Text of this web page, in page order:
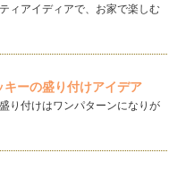
んだり、礼節や遊び心を
ぐ…
兜を出し、鯉のぼりを立
…
ィアイディアで、お家で楽しむ
ーの盛り付けアイデア
り付けはワンパターンになりが